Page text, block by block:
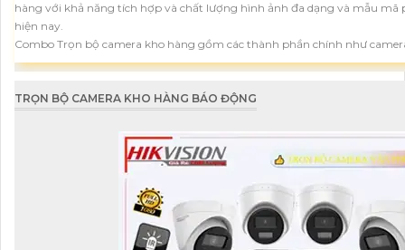
hàng với khả năng tích hợp và chất lượng hình ảnh đa dạng và mẫu
hiện nay.
Combo Trọn bộ camera kho hàng gồm các thành phần chính như
TRỌN BỘ CAMERA KHO HÀNG BÁO ĐỘNG